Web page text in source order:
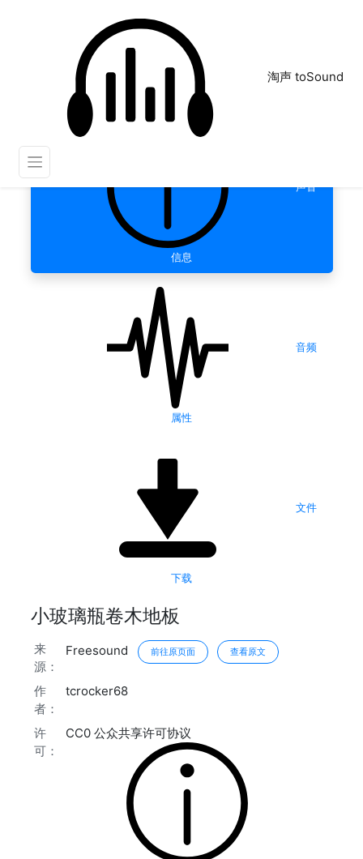
淘声 toSound
声音
信息
音频
属性
文件
下载
小玻璃瓶卷木地板
来
源：
Freesound 前往原页面 查看原文
作
者：
tcrocker68
许
可：
CC0 公众共享许可协议